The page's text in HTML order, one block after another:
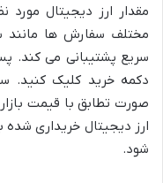
مقدار ارز دیجیتال مورد
مختلف سفارش ها
سریع پشتیبانی می کند.
دکمه خرید کلیک
صورت تطابق با قیمت
ارز دیجیتال خریداری
شود.